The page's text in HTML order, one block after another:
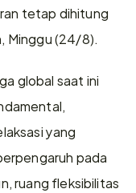
tetap dihitung
Minggu (24/8).
global saat ini
yang
pada
ruang fleksibilitas